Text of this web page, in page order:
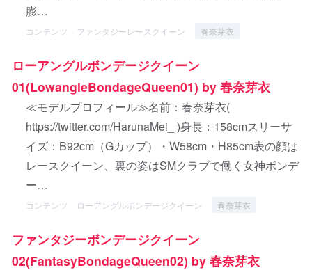
膨…
コンテンツ ファンタジーレースクイーン 春奈芽衣
ローアングルボンデージクイーン
01(LowangleBondageQueen01) by 春奈芽衣
≪モデルプロフィール≫名前：春奈芽衣(
https://twitter.com/HarunaMei_ )身長：158cmスリーサ
イズ：B92cm（Gカップ）・W58cm・H85cm表の顔は
レースクイーン、裏の姿はSMクラブで働く女神ボンデ
ー…
コンテンツ ローアングルボンデージクイーン 春奈芽衣
ファンタジーボンデージクイーン
02(FantasyBondageQueen02) by 春奈芽衣